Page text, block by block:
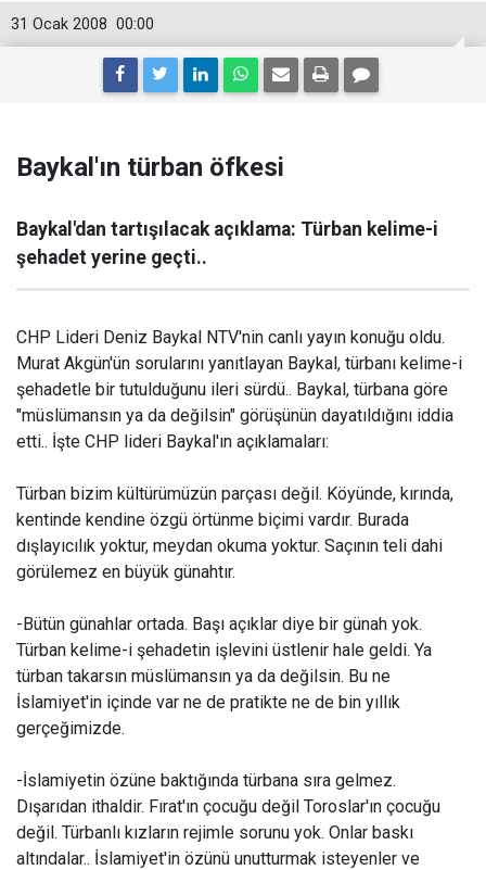
00:00
31 Ocak 2008
Baykal'ın türban öfkesi
Baykal'dan tartışılacak açıklama: Türban kelime-i
şehadet yerine geçti..
CHP Lideri Deniz Baykal NTV'nin canlı yayın konuğu oldu.
Murat Akgün'ün sorularını yanıtlayan Baykal, türbanı kelime-i
şehadetle bir tutulduğunu ileri sürdü.. Baykal, türbana göre
"müslümansın ya da değilsin" görüşünün dayatıldığını iddia
etti.. İşte CHP lideri Baykal'ın açıklamaları:
Türban bizim kültürümüzün parçası değil. Köyünde, kırında,
kentinde kendine özgü örtünme biçimi vardır. Burada
dışlayıcılık yoktur, meydan okuma yoktur. Saçının teli dahi
görülemez en büyük günahtır.
-Bütün günahlar ortada. Başı açıklar diye bir günah yok.
Türban kelime-i şehadetin işlevini üstlenir hale geldi. Ya
türban takarsın müslümansın ya da değilsin. Bu ne
İslamiyet'in içinde var ne de pratikte ne de bin yıllık
gerçeğimizde.
-İslamiyetin özüne baktığında türbana sıra gelmez.
Dışarıdan ithaldir. Fırat'ın çocuğu değil Toroslar'ın çocuğu
değil. Türbanlı kızların rejimle sorunu yok. Onlar baskı
altındalar.. İslamiyet'in özünü unutturmak isteyenler ve